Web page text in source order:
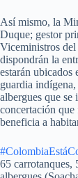
Así mismo, la
Duque; gestor
Viceministros
dispondrán la
estarán
guardia
albergues que
concertación
beneficia a
65 carrotanques,